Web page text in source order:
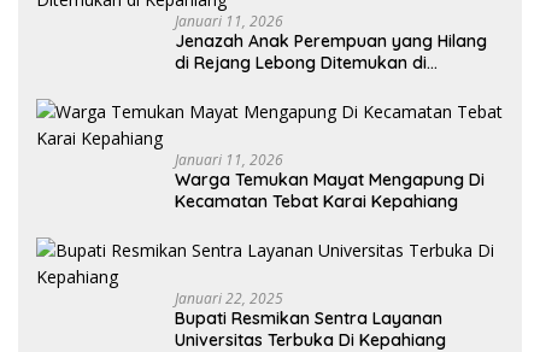
Januari 11, 2026
Jenazah Anak Perempuan yang Hilang
di Rejang Lebong Ditemukan di
Januari 11, 2026
Warga Temukan Mayat Mengapung Di
Kecamatan Tebat Karai Kepahiang
Januari 22, 2025
Bupati Resmikan Sentra Layanan
Universitas Terbuka Di Kepahiang